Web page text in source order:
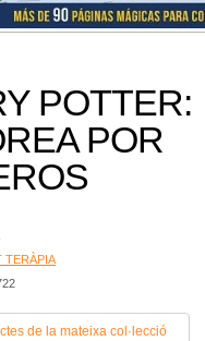
POTTER:
POR
TERÀPIA
de la mateixa col·lecció